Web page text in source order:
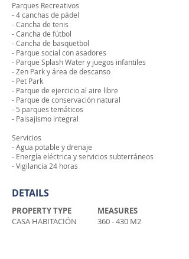
Parques Recreativos
- 4 canchas de pádel
- Cancha de tenis
- Cancha de fútbol
- Cancha de basquetbol
- Parque social con asadores
- Parque Splash Water y juegos infantiles
- Zen Park y área de descanso
- Pet Park
- Parque de ejercicio al aire libre
- Parque de conservación natural
- 5 parques temáticos
- Paisajismo integral
Servicios
- Agua potable y drenaje
- Energía eléctrica y servicios subterráneos
- Vigilancia 24 horas
DETAILS
PROPERTY TYPE
CASA HABITACIÓN
MEASURES
360 - 430 M2